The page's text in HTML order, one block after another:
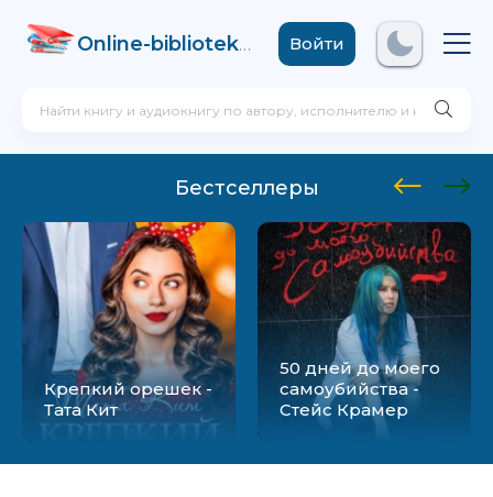
Online-biblioteka .comВойти
Бестселлеры
Крепкий орешек -
Тата Кит
50 дней до моего
самоубийства -
Стейс Крамер